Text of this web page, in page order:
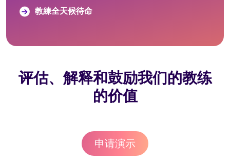
教練全天候待命
评估、解释和鼓励我们的教练
的价值
申请演示